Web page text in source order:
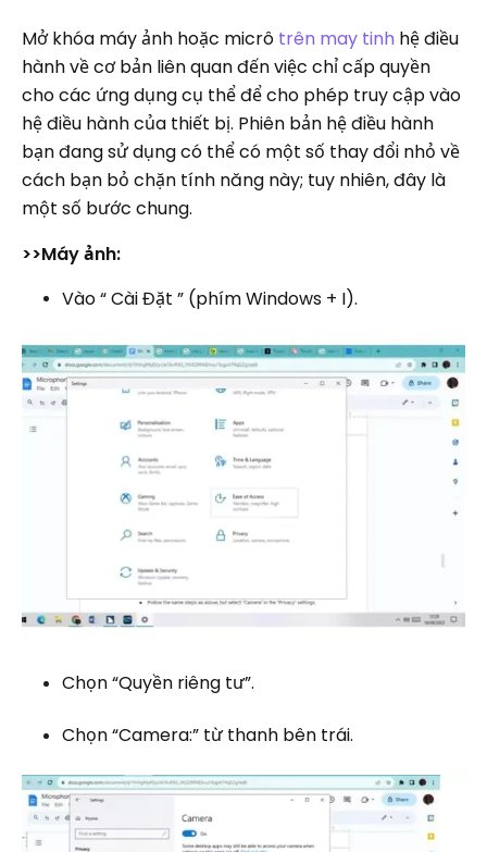
Mở khóa máy ảnh hoặc micrô trên may tinh hệ điều
hành về cơ bản liên quan đến việc chỉ cấp quyền
cho các ứng dụng cụ thể để cho phép truy cập vào
hệ điều hành của thiết bị. Phiên bản hệ điều hành
bạn đang sử dụng có thể có một số thay đổi nhỏ về
cách bạn bỏ chặn tính năng này; tuy nhiên, đây là
một số bước chung.
>>Máy ảnh:
Vào “ Cài Đặt ” (phím Windows + I).
Chọn “Quyền riêng tư”.
Chọn “Camera:” từ thanh bên trái.